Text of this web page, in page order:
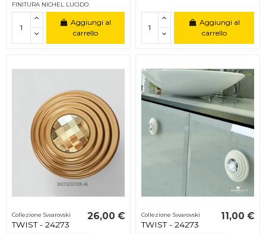
FINITURA NICHEL LUCIDO
Aggiungi al
carrello
Aggiungi al
carrello
Collezione Swarovski
TWIST - 24273
26,00 € Collezione Swarovski
TWIST - 24273
11,00 €